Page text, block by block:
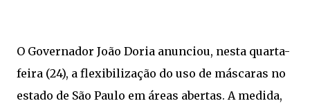
O Governador João Doria anunciou, nesta quarta-
feira (24), a flexibilização do uso de máscaras no
estado de São Paulo em áreas abertas. A medida,